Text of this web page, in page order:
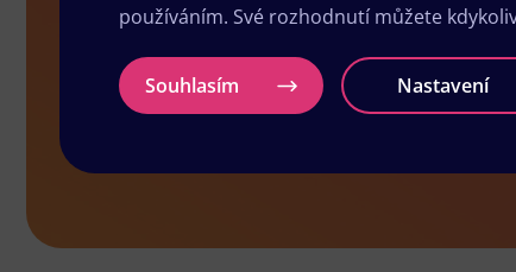
Grafické
používáním. Své rozhodnutí můžete
Souhlasím Nastavení